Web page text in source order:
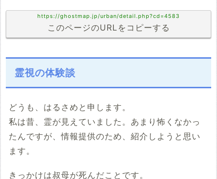
https://ghostmap.jp/urban/detail.php?cd=4583
このページのURLをコピーする
霊視の体験談
どうも、はるさめと申します。
私は昔、霊が見えていました。あまり怖くなかっ
たんですが、情報提供のため、紹介しようと思い
ます。
きっかけは叔母が死んだことです。